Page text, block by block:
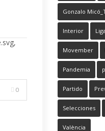
0
Gonzalo
Interior Liga
Movember
Pandemia
Partido
Selecciones
València